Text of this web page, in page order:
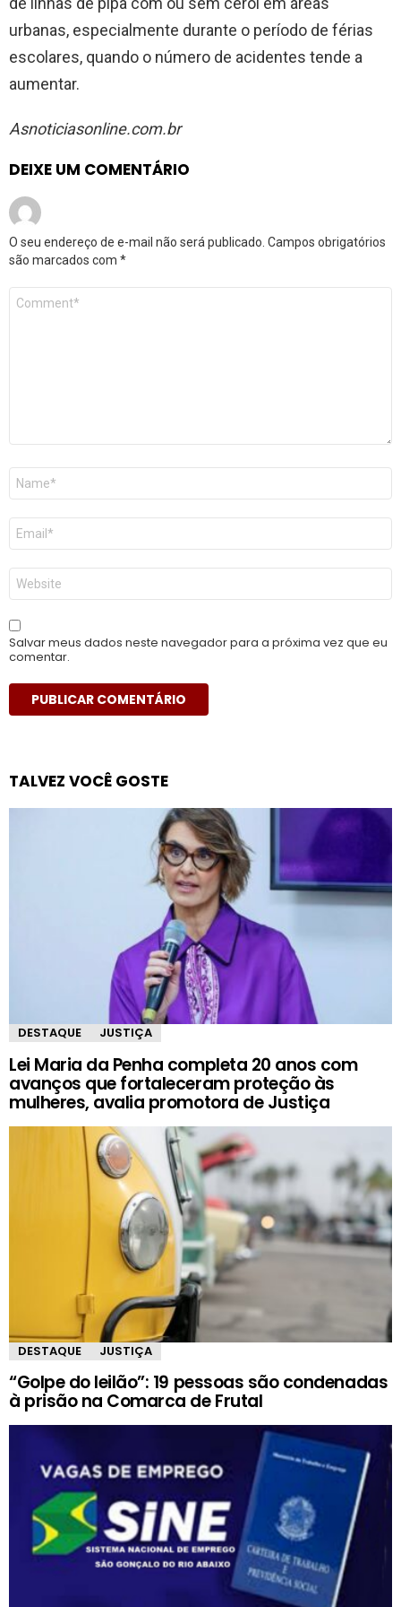
urbanas, especialmente durante o período de férias
escolares, quando o número de acidentes tende a
aumentar.
Asnoticiasonline.com.br
DEIXE UM COMENTÁRIO
O seu endereço de e-mail não será publicado. Campos obrigatórios
são marcados com *
Comentário
Nome
E-
mail
*
Site
Salvar meus dados neste navegador para a próxima vez que eu
comentar.
TALVEZ VOCÊ GOSTE
DESTAQUE JUSTIÇA
Lei Maria da Penha completa 20 anos com
avanços que fortaleceram proteção às
mulheres, avalia promotora de Justiça
DESTAQUE JUSTIÇA
“Golpe do leilão”: 19 pessoas são condenadas
à prisão na Comarca de Frutal